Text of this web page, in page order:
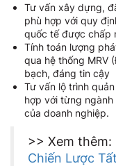
Tư vấn xây dựng,
phù hợp với quy
quốc tế được chấp
Tính toán lượng
qua hệ thống MRV
bạch, đáng tin cậy
Tư vấn lộ trình
hợp với từng
của doanh nghiệp.
>> Xem thêm:
Chiến Lược